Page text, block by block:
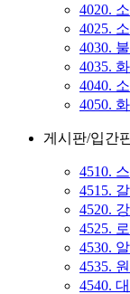
4020.
4025.
4030.
4035.
4040.
4050.
게시판/입간
4510.
4515.
4520.
4525.
4530.
4535.
4540.